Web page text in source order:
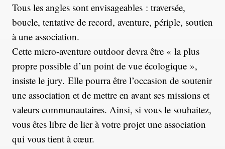
Tous les angles sont envisageables : traversée,
boucle, tentative de record, aventure, périple, soutien
à une association.
Cette micro-aventure outdoor devra être « la plus
propre possible d’un point de vue écologique »,
insiste le jury. Elle pourra être l’occasion de soutenir
une association et de mettre en avant ses missions et
valeurs communautaires. Ainsi, si vous le souhaitez,
vous êtes libre de lier à votre projet une association
qui vous tient à cœur.